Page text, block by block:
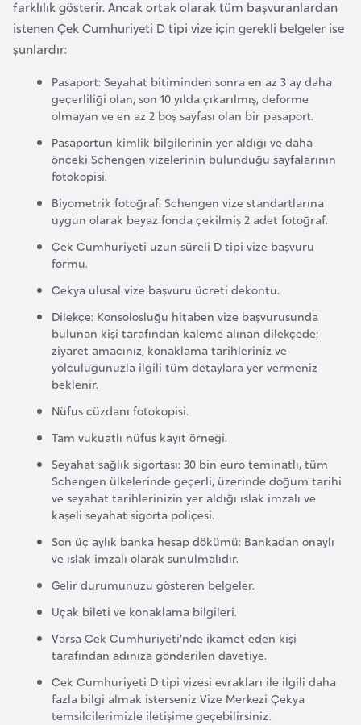
farklılık gösterir. Ancak ortak olarak tüm başvuranlardan
istenen Çek Cumhuriyeti D tipi vize için gerekli belgeler ise
şunlardır:
Pasaport: Seyahat bitiminden sonra en az 3 ay daha
geçerliliği olan, son 10 yılda çıkarılmış, deforme
olmayan ve en az 2 boş sayfası olan bir pasaport.
Pasaportun kimlik bilgilerinin yer aldığı ve daha
önceki Schengen vizelerinin bulunduğu sayfalarının
fotokopisi.
Biyometrik fotoğraf: Schengen vize standartlarına
uygun olarak beyaz fonda çekilmiş 2 adet fotoğraf.
Çek Cumhuriyeti uzun süreli D tipi vize başvuru
formu.
Çekya ulusal vize başvuru ücreti dekontu.
Dilekçe: Konsolosluğu hitaben vize başvurusunda
bulunan kişi tarafından kaleme alınan dilekçede;
ziyaret amacınız, konaklama tarihleriniz ve
yolculuğunuzla ilgili tüm detaylara yer vermeniz
beklenir.
Nüfus cüzdanı fotokopisi.
Tam vukuatlı nüfus kayıt örneği.
Seyahat sağlık sigortası: 30 bin euro teminatlı, tüm
Schengen ülkelerinde geçerli, üzerinde doğum tarihi
ve seyahat tarihlerinizin yer aldığı ıslak imzalı ve
kaşeli seyahat sigorta poliçesi.
Son üç aylık banka hesap dökümü: Bankadan onaylı
ve ıslak imzalı olarak sunulmalıdır.
Gelir durumunuzu gösteren belgeler.
Uçak bileti ve konaklama bilgileri.
Varsa Çek Cumhuriyeti’nde ikamet eden kişi
tarafından adınıza gönderilen davetiye.
Çek Cumhuriyeti D tipi vizesi evrakları ile ilgili daha
fazla bilgi almak isterseniz Vize Merkezi Çekya
temsilcilerimizle iletişime geçebilirsiniz.
r
i
y